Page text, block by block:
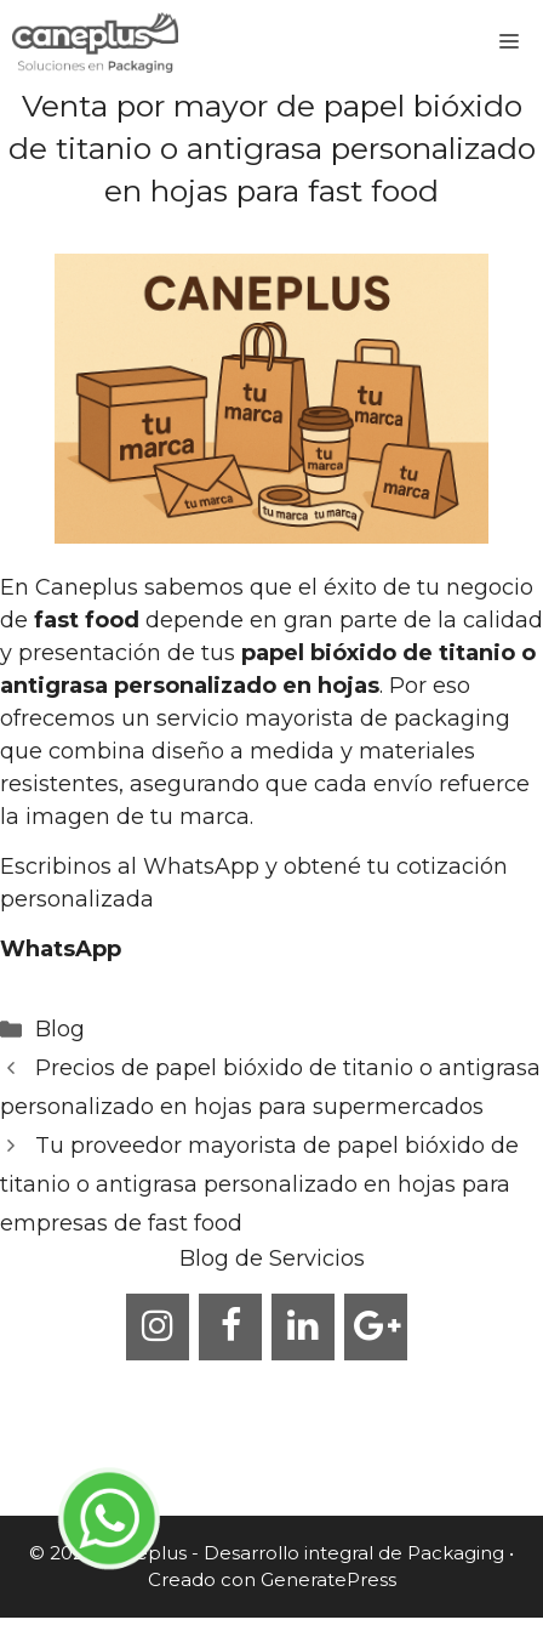
al
Venta por mayor de papel bióxido
de titanio o antigrasa personalizado
en hojas para fast food
En Caneplus sabemos que el éxito de tu negocio
de fast food depende en gran parte de la calidad
y presentación de tus papel bióxido de titanio o
antigrasa personalizado en hojas. Por eso
ofrecemos un servicio mayorista de packaging
que combina diseño a medida y materiales
resistentes, asegurando que cada envío refuerce
la imagen de tu marca.
Escribinos al WhatsApp y obtené tu cotización
personalizada
WhatsApp
Categorías
Blog
Precios de papel bióxido de titanio o antigrasa
personalizado en hojas para supermercados
Tu proveedor mayorista de papel bióxido de
titanio o antigrasa personalizado en hojas para
empresas de fast food
Blog de Servicios
© 2026 Caneplus - Desarrollo integral de Packaging •
Creado con GeneratePress